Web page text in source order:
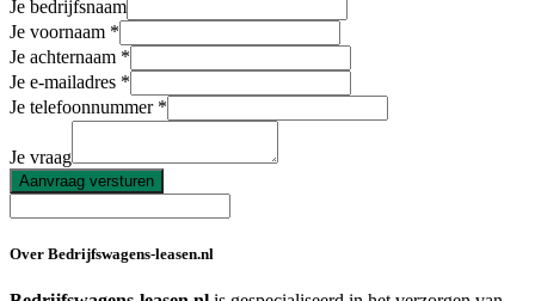
Je bedrijfsnaam
Je voornaam
Je achternaam
Je e-mailadres
Je telefoonnummer
Je vraag
Aanvraag versturen
Over Bedrijfswagens-leasen.nl